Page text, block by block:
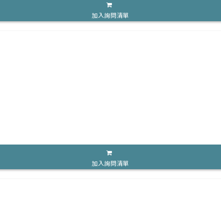
加入詢問清單
加入詢問清單